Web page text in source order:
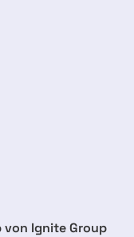
von Ignite Group